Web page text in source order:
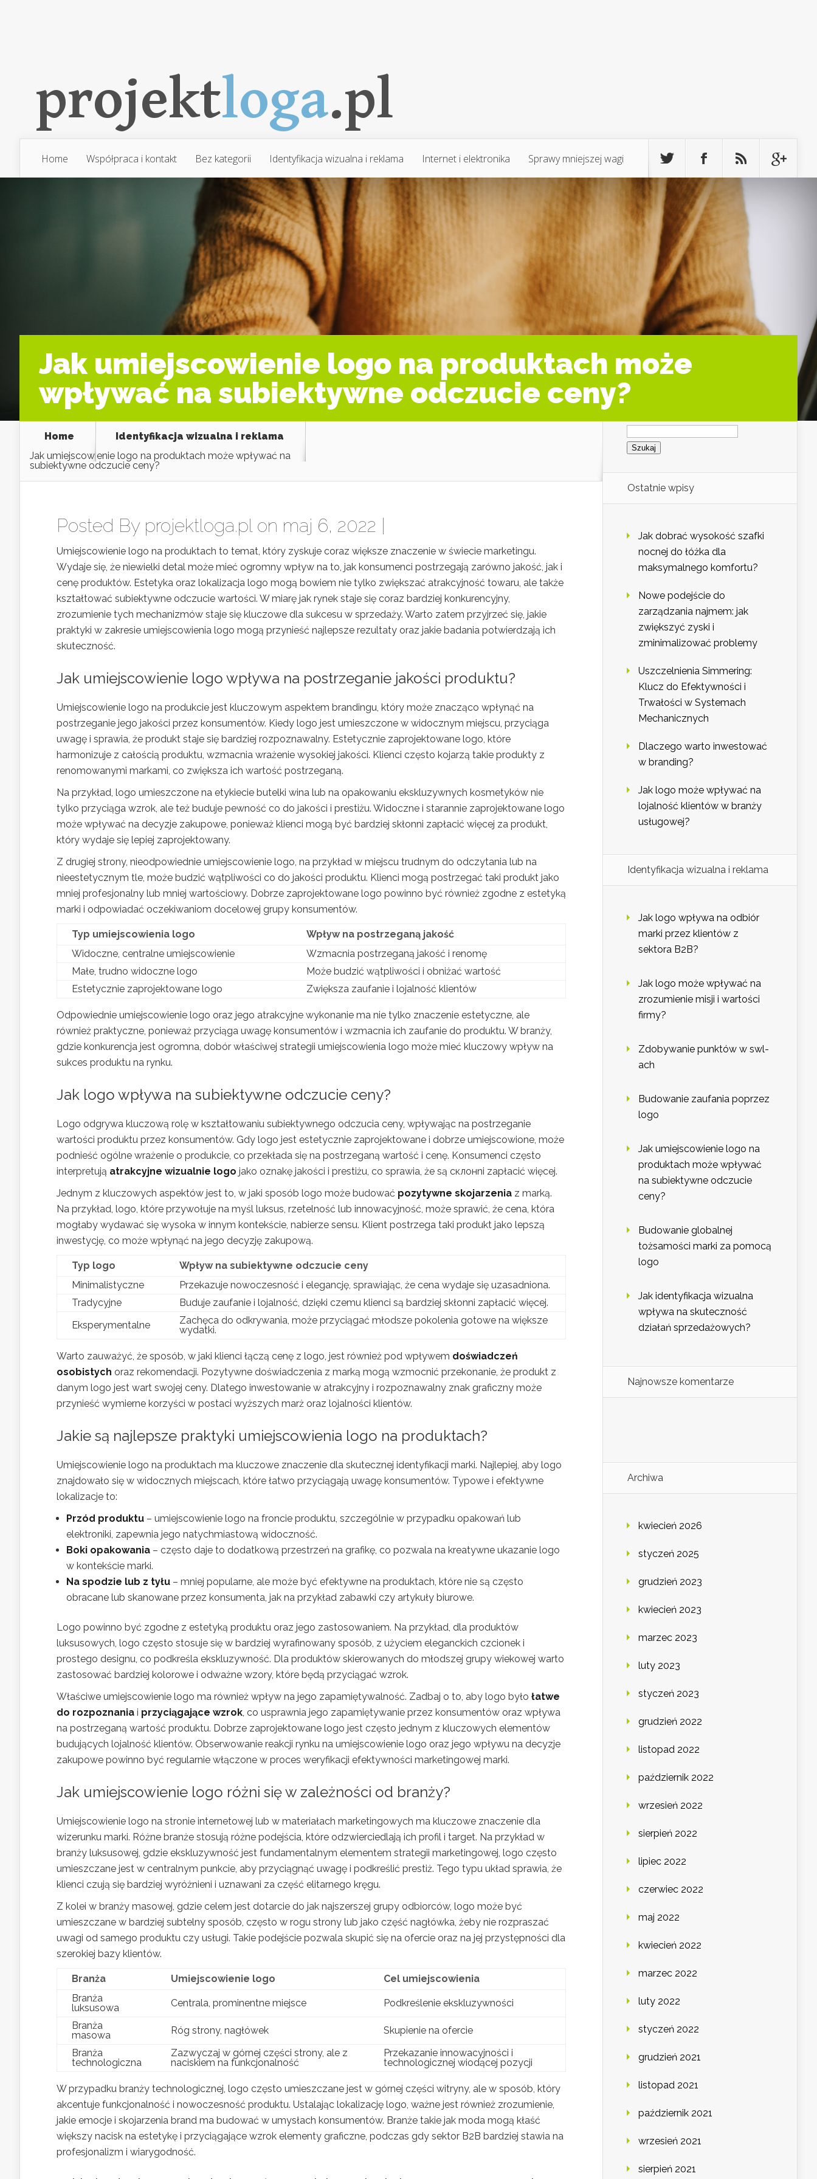
Home Współpraca i kontakt Bez kategorii Identyfikacja wizualna i reklama Internet i elektronika Sprawy mniejszej wagi
Jak umiejscowienie logo na produktach może
wpływać na subiektywne odczucie ceny?
Home
Identyfikacja wizualna i reklama
Jak umiejscowienie logo na produktach może wpływać na
subiektywne odczucie ceny?
Posted By projektloga.plon maj 6, 2022 |
Umiejscowienie logo na produktach to temat, który zyskuje coraz większe znaczenie w świecie marketingu.
Wydaje się, że niewielki detal może mieć ogromny wpływ na to, jak konsumenci postrzegają zarówno jakość, jak i
cenę produktów. Estetyka oraz lokalizacja logo mogą bowiem nie tylko zwiększać atrakcyjność towaru, ale także
kształtować subiektywne odczucie wartości. W miarę jak rynek staje się coraz bardziej konkurencyjny,
zrozumienie tych mechanizmów staje się kluczowe dla sukcesu w sprzedaży. Warto zatem przyjrzeć się, jakie
praktyki w zakresie umiejscowienia logo mogą przynieść najlepsze rezultaty oraz jakie badania potwierdzają ich
skuteczność.
Jak umiejscowienie logo wpływa na postrzeganie jakości produktu?
Umiejscowienie logo na produkcie jest kluczowym aspektem brandingu, który może znacząco wpłynąć na
postrzeganie jego jakości przez konsumentów. Kiedy logo jest umieszczone w widocznym miejscu, przyciąga
uwagę i sprawia, że produkt staje się bardziej rozpoznawalny. Estetycznie zaprojektowane logo, które
harmonizuje z całością produktu, wzmacnia wrażenie wysokiej jakości. Klienci często kojarzą takie produkty z
renomowanymi markami, co zwiększa ich wartość postrzeganą.
Na przykład, logo umieszczone na etykiecie butelki wina lub na opakowaniu ekskluzywnych kosmetyków nie
tylko przyciąga wzrok, ale też buduje pewność co do jakości i prestiżu. Widoczne i starannie zaprojektowane logo
może wpływać na decyzje zakupowe, ponieważ klienci mogą być bardziej skłonni zapłacić więcej za produkt,
który wydaje się lepiej zaprojektowany.
Z drugiej strony, nieodpowiednie umiejscowienie logo, na przykład w miejscu trudnym do odczytania lub na
nieestetycznym tle, może budzić wątpliwości co do jakości produktu. Klienci mogą postrzegać taki produkt jako
mniej profesjonalny lub mniej wartościowy. Dobrze zaprojektowane logo powinno być również zgodne z estetyką
marki i odpowiadać oczekiwaniom docelowej grupy konsumentów.
Typ umiejscowienia logo
Wpływ na postrzeganą jakość
Widoczne, centralne umiejscowienie
Wzmacnia postrzeganą jakość i renomę
Małe, trudno widoczne logo
Może budzić wątpliwości i obniżać wartość
Estetycznie zaprojektowane logo
Zwiększa zaufanie i lojalność klientów
Odpowiednie umiejscowienie logo oraz jego atrakcyjne wykonanie ma nie tylko znaczenie estetyczne, ale
również praktyczne, ponieważ przyciąga uwagę konsumentów i wzmacnia ich zaufanie do produktu. W branży,
gdzie konkurencja jest ogromna, dobór właściwej strategii umiejscowienia logo może mieć kluczowy wpływ na
sukces produktu na rynku.
Jak logo wpływa na subiektywne odczucie ceny?
Logo odgrywa kluczową rolę w kształtowaniu subiektywnego odczucia ceny, wpływając na postrzeganie
wartości produktu przez konsumentów. Gdy logo jest estetycznie zaprojektowane i dobrze umiejscowione, może
podnieść ogólne wrażenie o produkcie, co przekłada się na postrzeganą wartość i cenę. Konsumenci często
interpretują atrakcyjne wizualnie logo jako oznakę jakości i prestiżu, co sprawia, że są склонni zapłacić więcej.
Jednym z kluczowych aspektów jest to, w jaki sposób logo może budować pozytywne skojarzenia z marką.
Na przykład, logo, które przywołuje na myśl luksus, rzetelność lub innowacyjność, może sprawić, że cena, która
mogłaby wydawać się wysoka w innym kontekście, nabierze sensu. Klient postrzega taki produkt jako lepszą
inwestycję, co może wpłynąć na jego decyzję zakupową.
Typ logo
Wpływ na subiektywne odczucie ceny
Minimalistyczne
Przekazuje nowoczesność i elegancję, sprawiając, że cena wydaje się uzasadniona.
Tradycyjne
Buduje zaufanie i lojalność, dzięki czemu klienci są bardziej skłonni zapłacić więcej.
Eksperymentalne
Zachęca do odkrywania, może przyciągać młodsze pokolenia gotowe na większe
wydatki.
Warto zauważyć, że sposób, w jaki klienci łączą cenę z logo, jest również pod wpływem doświadczeń
osobistych oraz rekomendacji. Pozytywne doświadczenia z marką mogą wzmocnić przekonanie, że produkt z
danym logo jest wart swojej ceny. Dlatego inwestowanie w atrakcyjny i rozpoznawalny znak graficzny może
przynieść wymierne korzyści w postaci wyższych marż oraz lojalności klientów.
Jakie są najlepsze praktyki umiejscowienia logo na produktach?
Umiejscowienie logo na produktach ma kluczowe znaczenie dla skutecznej identyfikacji marki. Najlepiej, aby logo
znajdowało się w widocznych miejscach, które łatwo przyciągają uwagę konsumentów. Typowe i efektywne
lokalizacje to:
Przód produktu – umiejscowienie logo na froncie produktu, szczególnie w przypadku opakowań lub
elektroniki, zapewnia jego natychmiastową widoczność.
Boki opakowania – często daje to dodatkową przestrzeń na grafikę, co pozwala na kreatywne ukazanie logo
w kontekście marki.
Na spodzie lub z tyłu – mniej popularne, ale może być efektywne na produktach, które nie są często
obracane lub skanowane przez konsumenta, jak na przykład zabawki czy artykuły biurowe.
Logo powinno być zgodne z estetyką produktu oraz jego zastosowaniem. Na przykład, dla produktów
luksusowych, logo często stosuje się w bardziej wyrafinowany sposób, z użyciem eleganckich czcionek i
prostego designu, co podkreśla ekskluzywność. Dla produktów skierowanych do młodszej grupy wiekowej warto
zastosować bardziej kolorowe i odważne wzory, które będą przyciągać wzrok.
Właściwe umiejscowienie logo ma również wpływ na jego zapamiętywalność. Zadbaj o to, aby logo było łatwe
do rozpoznania i przyciągające wzrok, co usprawnia jego zapamiętywanie przez konsumentów oraz wpływa
na postrzeganą wartość produktu. Dobrze zaprojektowane logo jest często jednym z kluczowych elementów
budujących lojalność klientów. Obserwowanie reakcji rynku na umiejscowienie logo oraz jego wpływu na decyzje
zakupowe powinno być regularnie włączone w proces weryfikacji efektywności marketingowej marki.
Jak umiejscowienie logo różni się w zależności od branży?
Umiejscowienie logo na stronie internetowej lub w materiałach marketingowych ma kluczowe znaczenie dla
wizerunku marki. Różne branże stosują różne podejścia, które odzwierciedlają ich profil i target. Na przykład w
branży luksusowej, gdzie ekskluzywność jest fundamentalnym elementem strategii marketingowej, logo często
umieszczane jest w centralnym punkcie, aby przyciągnąć uwagę i podkreślić prestiż. Tego typu układ sprawia, że
klienci czują się bardziej wyróżnieni i uznawani za część elitarnego kręgu.
Z kolei w branży masowej, gdzie celem jest dotarcie do jak najszerszej grupy odbiorców, logo może być
umieszczane w bardziej subtelny sposób, często w rogu strony lub jako część nagłówka, żeby nie rozpraszać
uwagi od samego produktu czy usługi. Takie podejście pozwala skupić się na ofercie oraz na jej przystępności dla
szerokiej bazy klientów.
Branża Umiejscowienie logo
Cel umiejscowienia
Branża
luksusowa
Centrala, prominentne miejsce
Podkreślenie ekskluzywności
Branża
masowa
Róg strony, nagłówek
Skupienie na ofercie
Branża
technologiczna
Zazwyczaj w górnej części strony, ale z
naciskiem na funkcjonalność
Przekazanie innowacyjności i
technologicznej wiodącej pozycji
W przypadku branży technologicznej, logo często umieszczane jest w górnej części witryny, ale w sposób, który
akcentuje funkcjonalność i nowoczesność produktu. Ustalając lokalizację logo, ważne jest również zrozumienie,
jakie emocje i skojarzenia brand ma budować w umysłach konsumentów. Branże takie jak moda mogą kłaść
większy nacisk na estetykę i przyciągające wzrok elementy graficzne, podczas gdy sektor B2B bardziej stawia na
profesjonalizm i wiarygodność.
Szukaj:
Ostatnie wpisy
Jak dobrać wysokość szafki
nocnej do łóżka dla
maksymalnego komfortu?
Nowe podejście do
zarządzania najmem: jak
zwiększyć zyski i
zminimalizować problemy
Uszczelnienia Simmering:
Klucz do Efektywności i
Trwałości w Systemach
Mechanicznych
Dlaczego warto inwestować
w branding?
Jak logo może wpływać na
lojalność klientów w branży
usługowej?
Identyfikacja wizualna i reklama
Jak logo wpływa na odbiór
marki przez klientów z
sektora B2B?
Jak logo może wpływać na
zrozumienie misji i wartości
firmy?
Zdobywanie punktów w swl-
ach
Budowanie zaufania poprzez
logo
Jak umiejscowienie logo na
produktach może wpływać
na subiektywne odczucie
ceny?
Budowanie globalnej
tożsamości marki za pomocą
logo
Jak identyfikacja wizualna
wpływa na skuteczność
działań sprzedażowych?
Najnowsze komentarze
Archiwa
kwiecień 2026
styczeń 2025
grudzień 2023
kwiecień 2023
marzec 2023
luty 2023
styczeń 2023
grudzień 2022
listopad 2022
październik 2022
wrzesień 2022
sierpień 2022
lipiec 2022
czerwiec 2022
maj 2022
kwiecień 2022
marzec 2022
luty 2022
styczeń 2022
grudzień 2021
listopad 2021
październik 2021
wrzesień 2021
sierpień 2021